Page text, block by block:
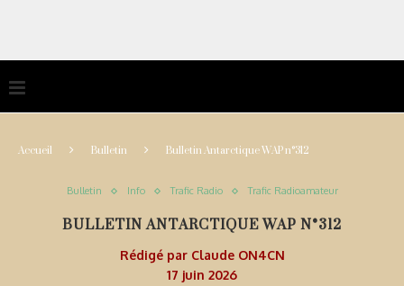
Accueil Bulletin Bulletin Antarctique WAP n°312
Bulletin Info Trafic Radio Trafic Radioamateur
BULLETIN ANTARCTIQUE WAP N°312
Rédigé par Claude ON4CN
17 juin 2026